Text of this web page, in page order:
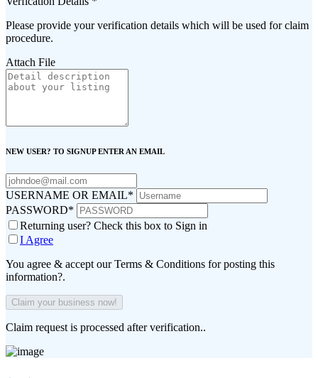
Please provide your verification details which will be used for claim
procedure.
Attach File
NEW USER? TO SIGNUP ENTER AN EMAIL
USERNAME OR EMAIL*
PASSWORD*
Returning user? Check this box to Sign in
I Agree
You agree & accept our Terms & Conditions for posting this
information?.
Claim request is processed after verification..